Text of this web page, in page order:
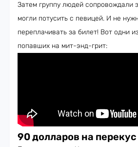
Затем группу людей сопровождали
могли потусить с певицей. И не
переплачивать за билет! Вот одни
попавших на мит-энд-грит:
90 долларов на